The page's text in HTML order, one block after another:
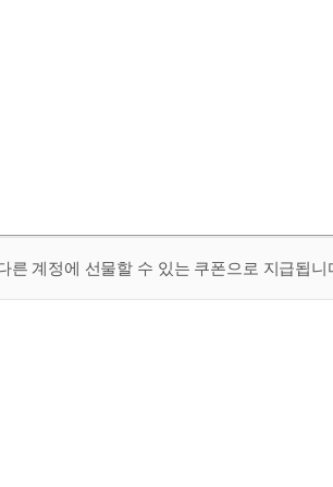
계정에 선물할 수 있는 쿠폰으로 지급됩니